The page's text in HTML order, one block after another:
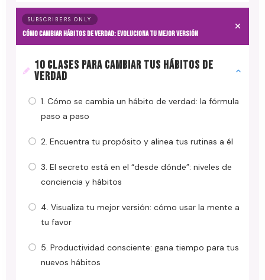
SUBSCRIBERS ONLY
Cómo cambiar hábitos de verdad: evoluciona tu mejor versión
10 CLASES PARA CAMBIAR TUS HÁBITOS DE
VERDAD
1. Cómo se cambia un hábito de verdad: la fórmula
paso a paso
2. Encuentra tu propósito y alinea tus rutinas a él
3. El secreto está en el “desde dónde”: niveles de
conciencia y hábitos
4. Visualiza tu mejor versión: cómo usar la mente a
tu favor
5. Productividad consciente: gana tiempo para tus
nuevos hábitos